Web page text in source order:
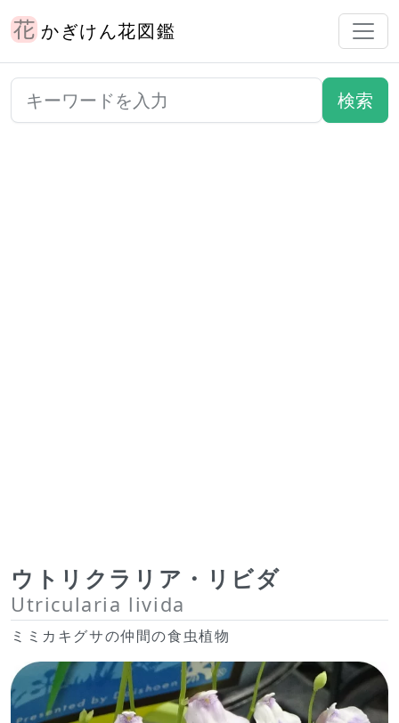
かぎけん花図鑑
ウトリクラリア・リビダ
Utricularia livida
ミミカキグサの仲間の食虫植物